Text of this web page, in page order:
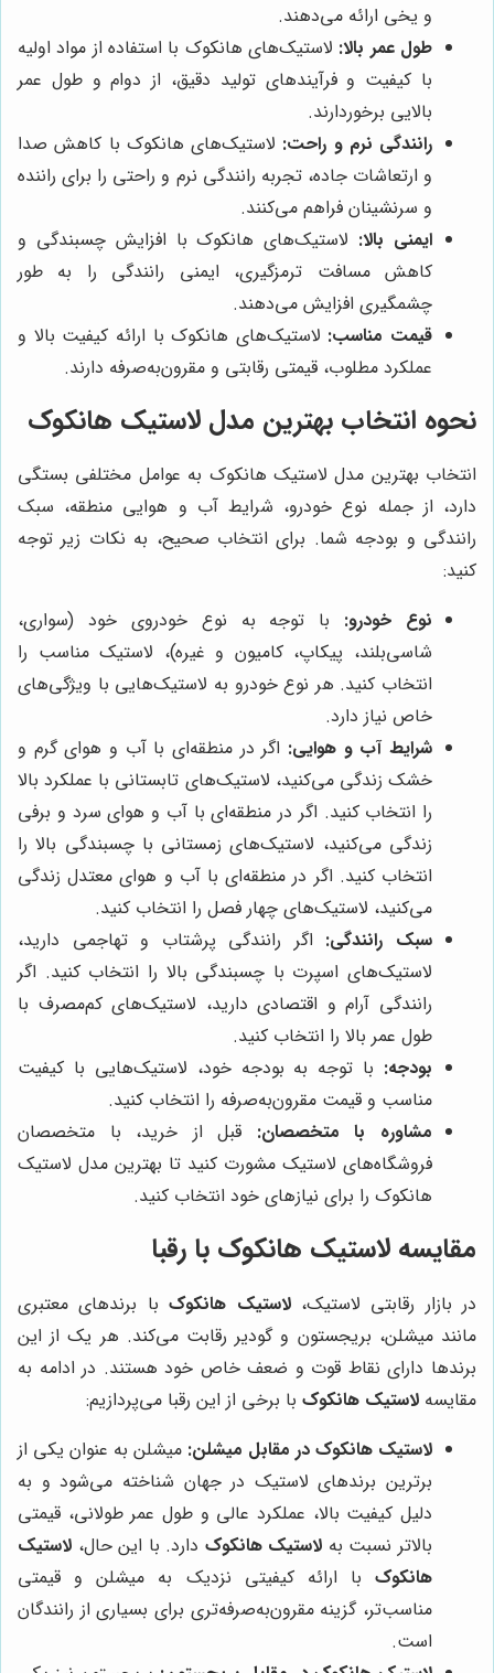
و یخی ارائه می‌دهند.
طول عمر بالا: لاستیک‌های هانکوک با استفاده از مواد اولیه
با کیفیت و فرآیندهای تولید دقیق، از دوام و طول عمر
بالایی برخوردارند.
رانندگی نرم و راحت: لاستیک‌های هانکوک با کاهش صدا
و ارتعاشات جاده، تجربه رانندگی نرم و راحتی را برای راننده
و سرنشینان فراهم می‌کنند.
ایمنی بالا: لاستیک‌های هانکوک با افزایش چسبندگی و
کاهش مسافت ترمزگیری، ایمنی رانندگی را به طور
چشمگیری افزایش می‌دهند.
قیمت مناسب: لاستیک‌های هانکوک با ارائه کیفیت بالا و
عملکرد مطلوب، قیمتی رقابتی و مقرون‌به‌صرفه دارند.
نحوه انتخاب بهترین مدل لاستیک هانکوک
انتخاب بهترین مدل لاستیک هانکوک به عوامل مختلفی بستگی
دارد، از جمله نوع خودرو، شرایط آب و هوایی منطقه، سبک
رانندگی و بودجه شما. برای انتخاب صحیح، به نکات زیر توجه
کنید:
نوع خودرو: با توجه به نوع خودروی خود (سواری،
شاسی‌بلند، پیکاپ، کامیون و غیره)، لاستیک مناسب را
انتخاب کنید. هر نوع خودرو به لاستیک‌هایی با ویژگی‌های
خاص نیاز دارد.
شرایط آب و هوایی: اگر در منطقه‌ای با آب و هوای گرم و
خشک زندگی می‌کنید، لاستیک‌های تابستانی با عملکرد بالا
را انتخاب کنید. اگر در منطقه‌ای با آب و هوای سرد و برفی
زندگی می‌کنید، لاستیک‌های زمستانی با چسبندگی بالا را
انتخاب کنید. اگر در منطقه‌ای با آب و هوای معتدل زندگی
می‌کنید، لاستیک‌های چهار فصل را انتخاب کنید.
سبک رانندگی: اگر رانندگی پرشتاب و تهاجمی دارید،
لاستیک‌های اسپرت با چسبندگی بالا را انتخاب کنید. اگر
رانندگی آرام و اقتصادی دارید، لاستیک‌های کم‌مصرف با
طول عمر بالا را انتخاب کنید.
بودجه: با توجه به بودجه خود، لاستیک‌هایی با کیفیت
مناسب و قیمت مقرون‌به‌صرفه را انتخاب کنید.
مشاوره با متخصصان: قبل از خرید، با متخصصان
فروشگاه‌های لاستیک مشورت کنید تا بهترین مدل لاستیک
هانکوک را برای نیازهای خود انتخاب کنید.
مقایسه لاستیک هانکوک با رقبا
در بازار رقابتی لاستیک،لاستیک هانکوکبا برندهای معتبری
مانند میشلن، بریجستون و گودیر رقابت می‌کند. هر یک از این
برندها دارای نقاط قوت و ضعف خاص خود هستند. در ادامه به
مقایسه لاستیک هانکوک با برخی از این رقبا می‌پردازیم:
لاستیک هانکوک در مقابل میشلن: میشلن به عنوان یکی از
برترین برندهای لاستیک در جهان شناخته می‌شود و به
دلیل کیفیت بالا، عملکرد عالی و طول عمر طولانی، قیمتی
بالاتر نسبت به لاستیک هانکوک دارد. با این حال، لاستیک
هانکوک با ارائه کیفیتی نزدیک به میشلن و قیمتی
مناسب‌تر، گزینه مقرون‌به‌صرفه‌تری برای بسیاری از رانندگان
است.